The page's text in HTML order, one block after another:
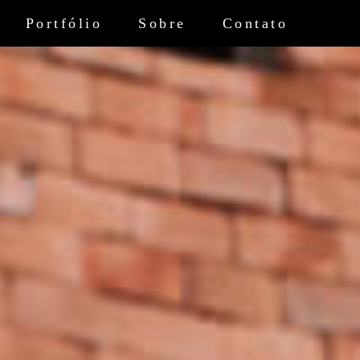
Portfólio Sobre Contato